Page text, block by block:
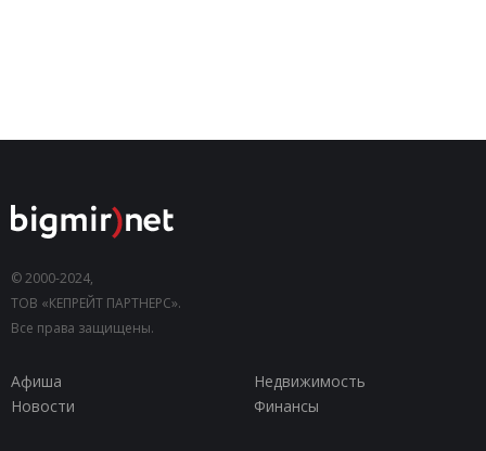
© 2000-2024,
ТОВ «КЕПРЕЙТ ПАРТНЕРС».
Все права защищены.
Афиша
Недвижимость
Новости
Финансы